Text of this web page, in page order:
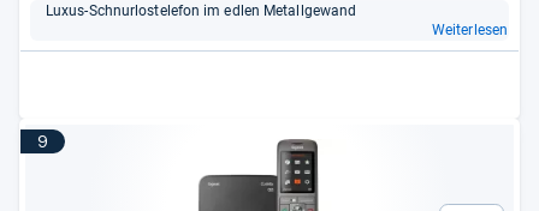
Luxus-​Schnur­los­te­le­fon im edlen Metall­ge­wand
Weiterlesen
9